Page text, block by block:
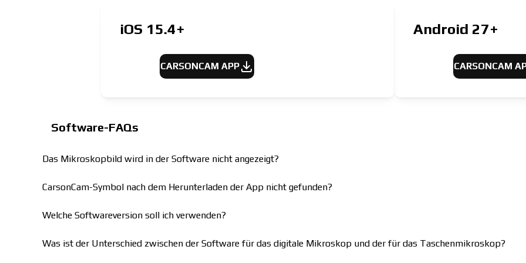
iOS 15.4+
CARSONCAM APP
Android 27+
CARSONCAM
Software-FAQs
Das Mikroskopbild wird in der Software nicht angezeigt?
CarsonCam-Symbol nach dem Herunterladen der App nicht gefunden?
Welche Softwareversion soll ich verwenden?
Was ist der Unterschied zwischen der Software für das digitale Mikroskop und der für das Taschenmikroskop?